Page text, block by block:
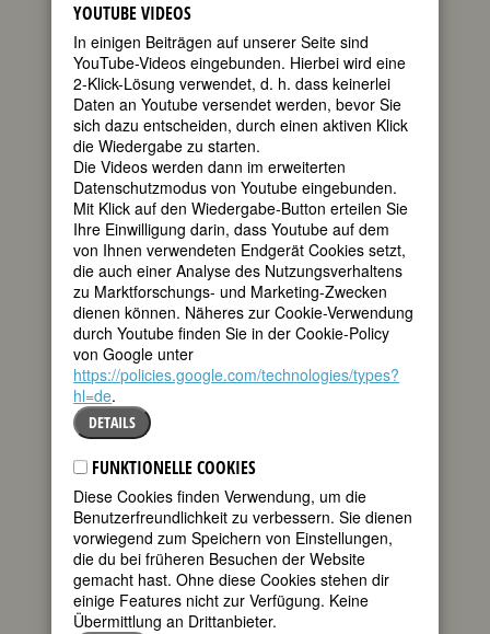
Karl Barth-Archiv Basel
geboren am
25. Juni 1899
in Ingolstadt
gestorben am
24. Juli 1975 in
Riehen bei Basel
deutsche Schriftstellerin und
Mitarbeiterin von Karl Barth
50. Todestag am 24. Juli 2025
Biografie•Weblinks •Literatur &
Quellen
BIOGRAFIE
teilen
Als der geliebte
Vater 1916 in
Frankreich fiel,
verließ Charlotte
von Kirschbaum
das Elternhaus
und ließ sich in
München zur Rotkreuzschwester
ausbilden. Damals schon interessierte
sie sich für theologische
Fragestellungen, und durch ihren
Freund lernte sie die avantgardistische
„dialektische Theologie“ Karl Barths
kennen.
YOUTUBE VIDEOS
In einigen Beiträgen auf unserer Seite sind
YouTube-Videos eingebunden. Hierbei wird eine
2-Klick-Lösung verwendet, d. h. dass keinerlei
Daten an Youtube versendet werden, bevor Sie
sich dazu entscheiden, durch einen aktiven Klick
die Wiedergabe zu starten.
Die Videos werden dann im erweiterten
Datenschutzmodus von Youtube eingebunden.
Mit Klick auf den Wiedergabe-Button erteilen Sie
Ihre Einwilligung darin, dass Youtube auf dem
von Ihnen verwendeten Endgerät Cookies setzt,
die auch einer Analyse des Nutzungsverhaltens
zu Marktforschungs- und Marketing-Zwecken
dienen können. Näheres zur Cookie-Verwendung
durch Youtube finden Sie in der Cookie-Policy
von Google unter
https://policies.google.com/technologies/types?
hl=de.
DETAILS
FUNKTIONELLE COOKIES
Diese Cookies finden Verwendung, um die
Benutzerfreundlichkeit zu verbessern. Sie dienen
vorwiegend zum Speichern von Einstellungen,
die du bei früheren Besuchen der Website
gemacht hast. Ohne diese Cookies stehen dir
einige Features nicht zur Verfügung. Keine
Übermittlung an Drittanbieter.